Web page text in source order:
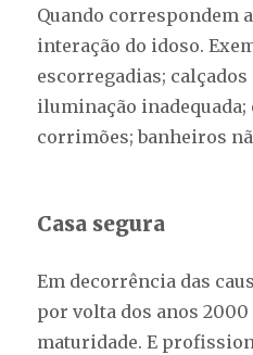
Quando correspondem
interação do idoso.
escorregadias; calçados
iluminação inadequada;
corrimões; banheiros
Casa segura
Em decorrência das
por volta dos anos
maturidade. E